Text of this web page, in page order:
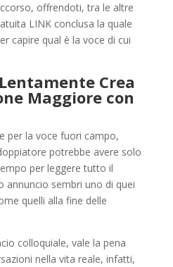
offrendoti, tra le altre
LINK conclusa la quale
capire qual è la voce di cui
Crea
Maggiore con
per la voce fuori campo,
potrebbe avere solo
per leggere tutto il
annuncio sembri uno di quei
quelli alla fine delle
colloquiale, vale la pena
nella vita reale, infatti,